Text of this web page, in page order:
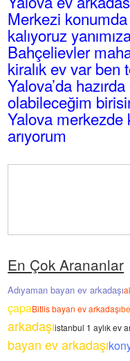
Merkezi
kalıyoruz
Bahçelievler
kiralık ev var ben
Yalova’da
olabileceğim
Yalova
arıyorum
En Çok Arananlar
Adıyaman bayan ev arkadaşı
çapaBitlis bayan ev arkadaşı
arkadaşıistanbul 1 aylık ev
bayan ev arkadaşı